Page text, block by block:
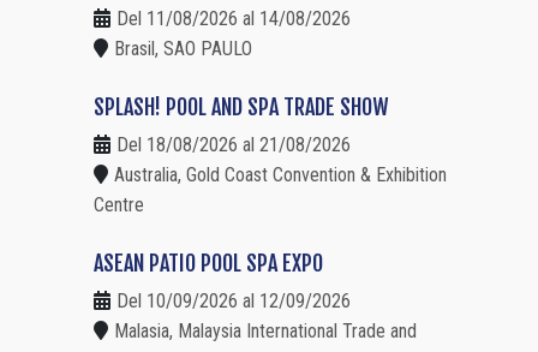
Del 11/08/2026 al 14/08/2026
Brasil, SAO PAULO
SPLASH! POOL AND SPA TRADE SHOW
Del 18/08/2026 al 21/08/2026
Australia, Gold Coast Convention & Exhibition
Centre
ASEAN PATIO POOL SPA EXPO
Del 10/09/2026 al 12/09/2026
Malasia, Malaysia International Trade and